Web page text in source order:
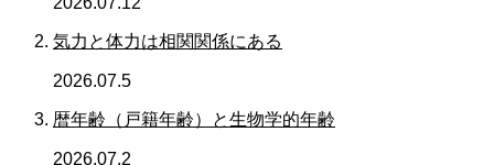
気力と体力は相関関係にある
2026.07.5
暦年齢（戸籍年齢）と生物学的年齢
2026.07.2